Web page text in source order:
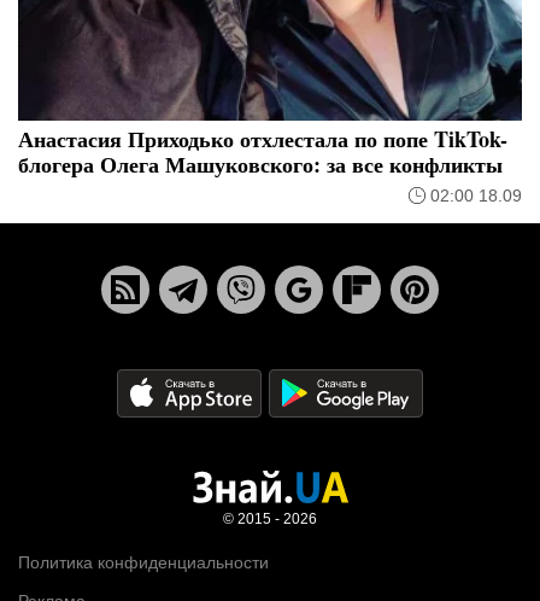
Анастасия Приходько отхлестала по попе TikTok-
блогера Олега Машуковского: за все конфликты
02:00 18.09
Политика конфиденциальности
© 2015 - 2026